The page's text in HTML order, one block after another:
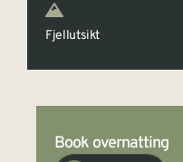
Fjellutsikt
Book overnatting